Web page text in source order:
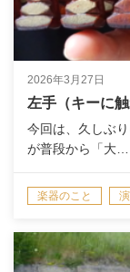
2026年3月27日
左手（キーに
今回は、久しぶ
が普段から「大…
楽器のこと